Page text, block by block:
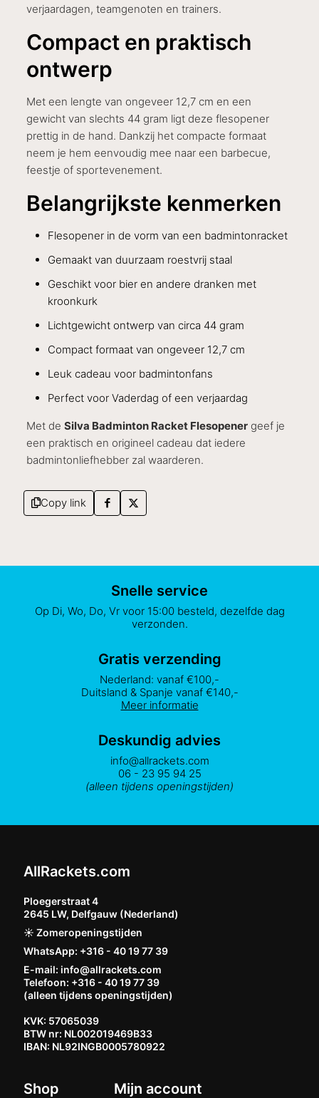
verjaardagen, teamgenoten en trainers.
Compact en praktisch
ontwerp
Met een lengte van ongeveer 12,7 cm en een
gewicht van slechts 44 gram ligt deze flesopener
prettig in de hand. Dankzij het compacte formaat
neem je hem eenvoudig mee naar een barbecue,
feestje of sportevenement.
Belangrijkste kenmerken
Flesopener in de vorm van een badmintonracket
Gemaakt van duurzaam roestvrij staal
Geschikt voor bier en andere dranken met
kroonkurk
Lichtgewicht ontwerp van circa 44 gram
Compact formaat van ongeveer 12,7 cm
Leuk cadeau voor badmintonfans
Perfect voor Vaderdag of een verjaardag
Met de Silva Badminton Racket Flesopenergeef je
een praktisch en origineel cadeau dat iedere
badmintonliefhebber zal waarderen.
Copy link
Snelle service
Op Di, Wo, Do, Vr voor 15:00 besteld, dezelfde dag
verzonden.
Gratis verzending
Nederland: vanaf €100,-
Duitsland & Spanje vanaf €140,-
Meer informatie
Deskundig advies
info@allrackets.com
06 - 23 95 94 25
(alleen tijdens openingstijden)
AllRackets.com
Ploegerstraat 4
2645 LW, Delfgauw (Nederland)
☀️ Zomeropeningstijden
WhatsApp: +316 - 40 19 77 39
E-mail: info@allrackets.com
Telefoon: +316 - 40 19 77 39
(alleen tijdens openingstijden)
KVK: 57065039
BTW nr: NL002019469B33
IBAN: NL92INGB0005780922
Shop Mijn account